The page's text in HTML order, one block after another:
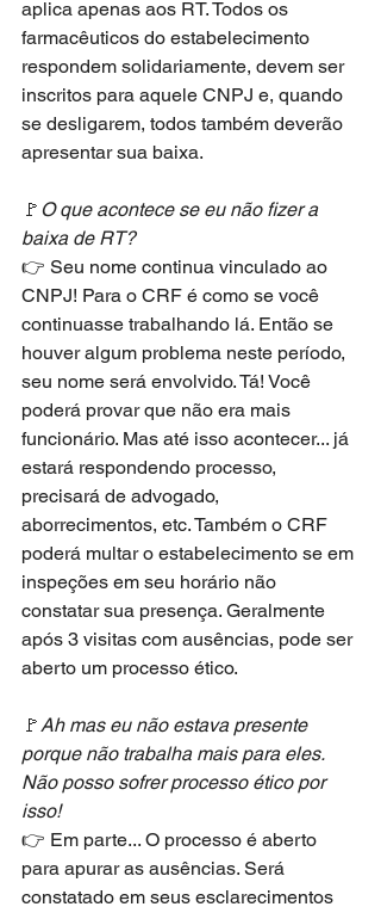
aplica apenas aos RT. Todos os
farmacêuticos do estabelecimento
respondem solidariamente, devem ser
inscritos para aquele CNPJ e, quando
se desligarem, todos também deverão
apresentar sua baixa.
🚩 O que acontece se eu não fizer a
baixa de RT?
👉 Seu nome continua vinculado ao
CNPJ! Para o CRF é como se você
continuasse trabalhando lá. Então se
houver algum problema neste período,
seu nome será envolvido. Tá! Você
poderá provar que não era mais
funcionário. Mas até isso acontecer... já
estará respondendo processo,
precisará de advogado,
aborrecimentos, etc. Também o CRF
poderá multar o estabelecimento se em
inspeções em seu horário não
constatar sua presença. Geralmente
após 3 visitas com ausências, pode ser
aberto um processo ético.
🚩Ah mas eu não estava presente
porque não trabalha mais para eles.
Não posso sofrer processo ético por
isso!
👉 Em parte... O processo é aberto
para apurar as ausências. Será
constatado em seus esclarecimentos